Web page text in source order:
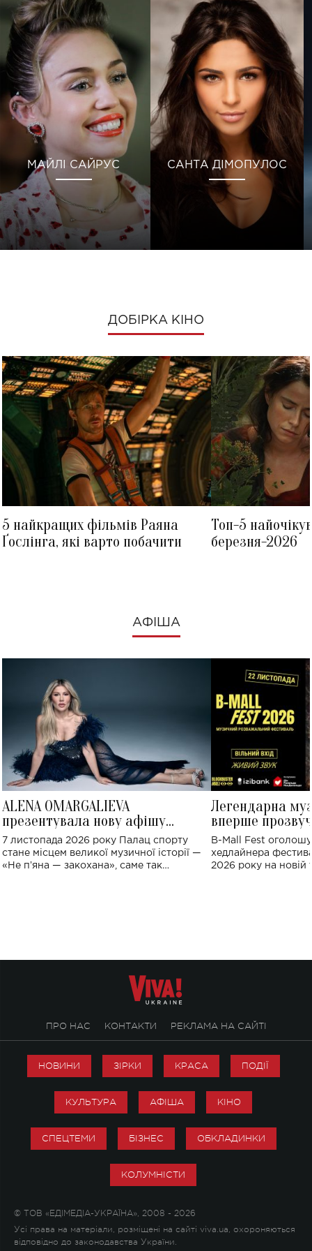
МАЙЛІ САЙРУС САНТА ДІМОПУЛОС
ДОБІРКА КІНО
5 найкращих фільмів Раяна
Ґослінга, які варто побачити
Топ-5
березня-2026
АФІША
ALENA OMARGALIEVA
презентувала нову афішу
великого концерту в Палаці
спорту
7 листопада 2026 року Палац спорту
стане місцем великої музичної історії —
«Не пʼяна — закохана», саме так
Легендарна
вперше
Україні: де
B-Mall Fest
хедлайнера
2026 року на новій
ПРО НАС КОНТАКТИ РЕКЛАМА НА САЙТІ
НОВИНИ ЗІРКИ КРАСА ПОДІЇ
КУЛЬТУРА АФІША КІНО
СПЕЦТЕМИ БІЗНЕС ОБКЛАДИНКИ
КОЛУМНІСТИ
© ТОВ «ЕДІМЕДІА-УКРАЇНА», 2008 - 2026
Усі права на матеріали, розміщені на сайті viva.ua, охороняються
відповідно до законодавства України.